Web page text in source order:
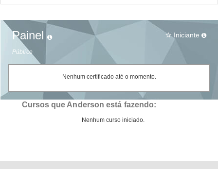
Painel
Público
star_border Iniciante
Nenhum certificado até o momento.
Cursos que Anderson está fazendo:
Nenhum curso iniciado.